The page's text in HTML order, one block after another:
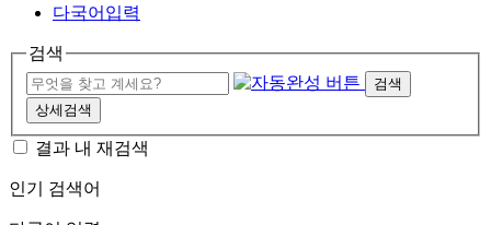
다국어입력
검색
검색
상세검색
결과 내 재검색
인기 검색어